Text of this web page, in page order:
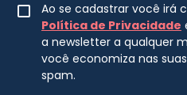
Ao se cadastrar você irá
Política de Privacidade
a newsletter a qualquer
você economiza nas
spam.